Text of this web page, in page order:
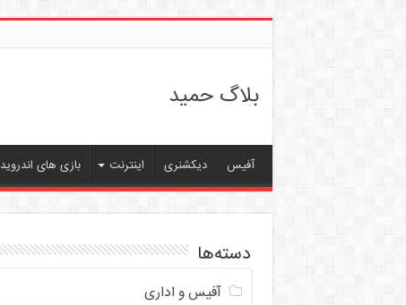
بلاگ حمید
آفیس دیکشنری اینترنت بازی های اندروید
دسته‌ها
آفیس و اداری